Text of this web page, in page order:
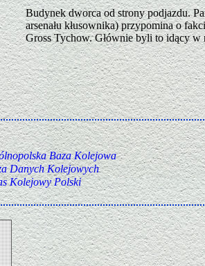
Budynek dworca od strony podjazdu.
arsenału kłusownika) przypomina o
Gross Tychow. Głównie byli to idący
Baza Kolejowa
Danych Kolejowych
Kolejowy Polski